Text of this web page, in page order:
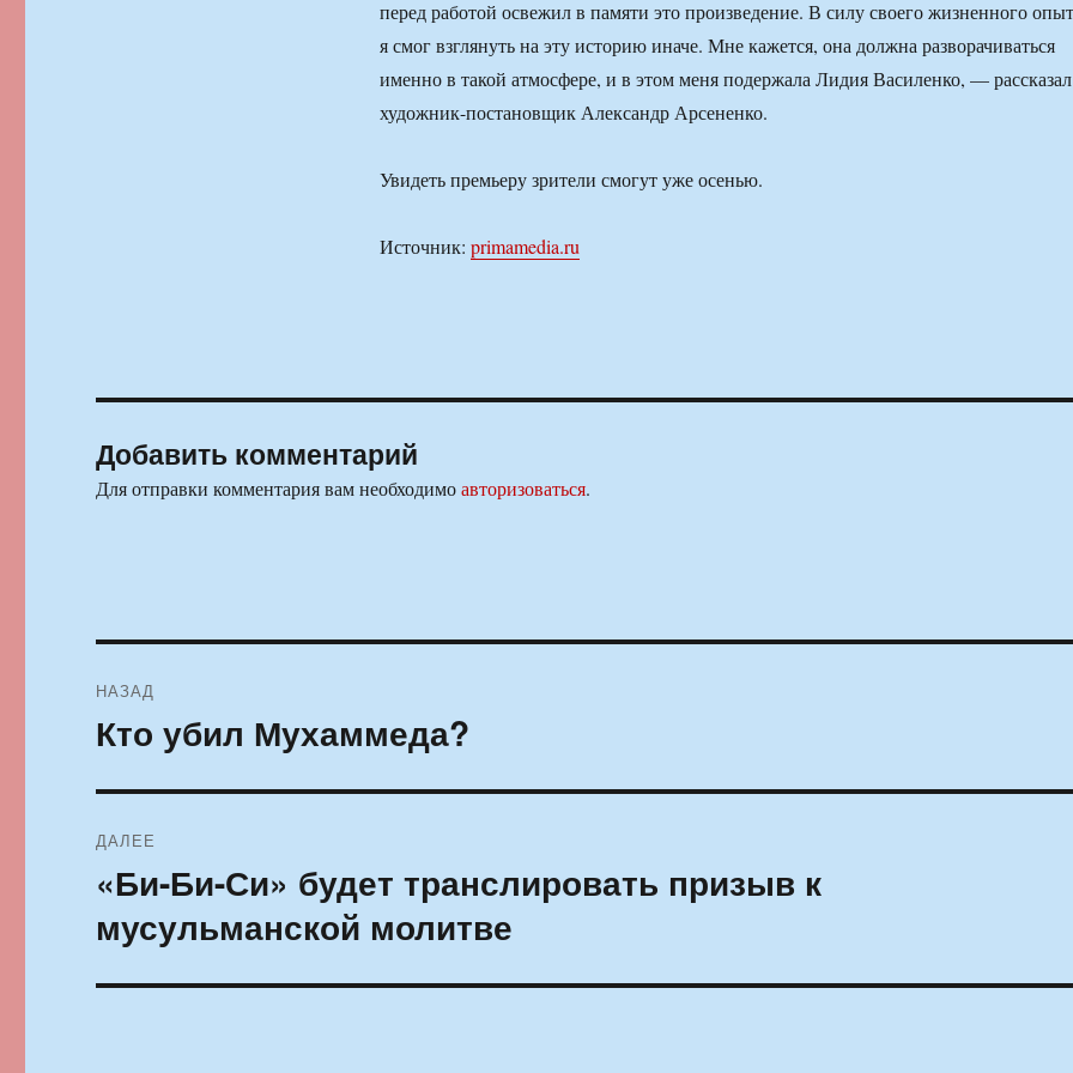
перед работой освежил в памяти это произведение. В силу своего жизненного
я смог взглянуть на эту историю иначе. Мне кажется, она должна разворачиваться
именно в такой атмосфере, и в этом меня подержала Лидия Василенко, — рассказал
художник-постановщик Александр Арсененко.
Увидеть премьеру зрители смогут уже осенью.
Источник: primamedia.ru
Добавить комментарий
Для отправки комментария вам необходимоавторизоваться.
по
НАЗАД
Предыдущая
Кто убил Мухаммеда?
ДАЛЕЕ
Следующая
«Би-Би-Си» будет транслировать призыв к
мусульманской молитве